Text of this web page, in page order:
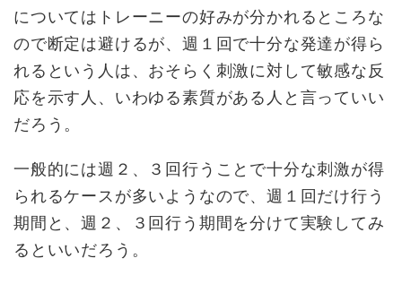
についてはトレーニーの好みが分かれるところな
ので断定は避けるが、週１回で十分な発達が得ら
れるという人は、おそらく刺激に対して敏感な反
応を示す人、いわゆる素質がある人と言っていい
だろう。
一般的には週２、３回行うことで十分な刺激が得
られるケースが多いようなので、週１回だけ行う
期間と、週２、３回行う期間を分けて実験してみ
るといいだろう。